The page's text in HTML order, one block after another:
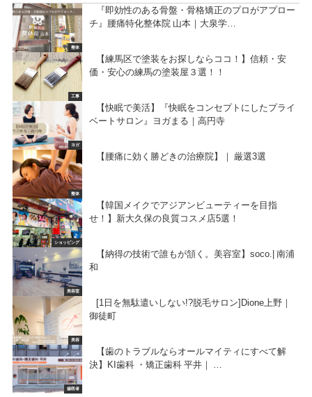
整体
『即効性のある骨盤・骨格矯正のプロがアプロー
チ』腰痛特化整体院 山本｜大泉学…
工事
【練馬区で塗装をお探しならココ！】信頼・安
価・安心の練馬の塗装屋３選！！
ヨガ
【快眠で美活】『快眠をコンセプトにしたプライ
ベートサロン』ヨガまる｜高円寺
整体
【腰痛に効く勝どきの治療院】｜ 厳選3選
ショッピング
【韓国メイクでアジアンビューティーを目指
せ！】新大久保の良質コスメ店5選！
美容室
【納得の技術で誰もが頷く。美容室】soco.| 南浦
和
美容
[1日を無駄遣いしない!?脱毛サロン]Dione上野｜
御徒町
歯医者
【歯のトラブルならオールマイティにすべて解
決】KI歯科 ・矯正歯科 平井｜ …